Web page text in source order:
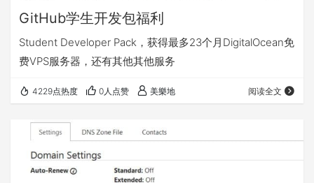
GitHub学生开发包福利
Student Developer Pack，获得最多23个月DigitalOcean免
费VPS服务器，还有其他其他服务
4229点热度 0人点赞 美樂地 阅读全文